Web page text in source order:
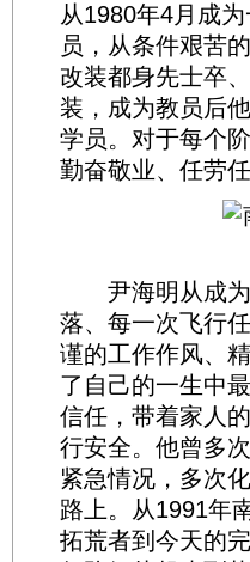
从1980年4月成
员，从条件艰苦
改装都身先士卒
装，成为教员后
学员。对于每个
勤奋敬业、任劳
尹海明从成为
落、每一次飞行
谨的工作作风、
了自己的一生中
信任，带着家人
行安全。他曾多
紧急情况，多次
路上。从1991年
拓荒者到今天的